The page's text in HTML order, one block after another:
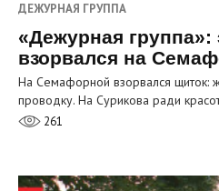
ДЕЖУРНАЯ ГРУППА
«Дежурная группа»:
взорвался на
На Семафорной взорвался щиток:
проводку. На Сурикова ради
261